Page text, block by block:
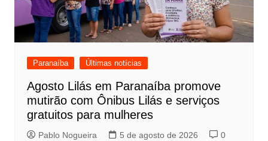
Paranaíba Últimas notícias
Agosto Lilás em Paranaíba promove
mutirão com Ônibus Lilás e serviços
gratuitos para mulheres
Pablo Nogueira 5 de agosto de 2026 0